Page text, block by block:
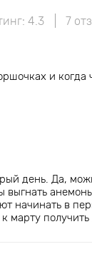
4.3 7
и когда
день. Да,
выгнать
начинать в
марту